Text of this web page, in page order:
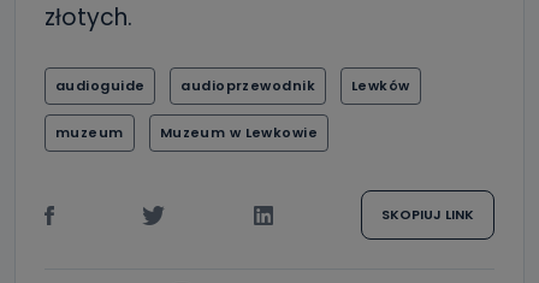
złotych.
audioguide audioprzewodnik Lewków
muzeum Muzeum w Lewkowie
SKOPIUJ LINK